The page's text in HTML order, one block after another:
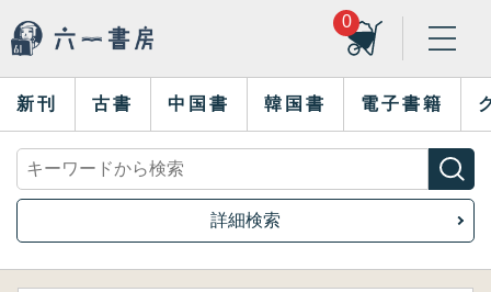
0
新刊 古書 中国書 韓国書 電子書籍
詳細検索